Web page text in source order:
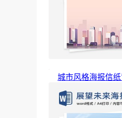
城市风格海报信